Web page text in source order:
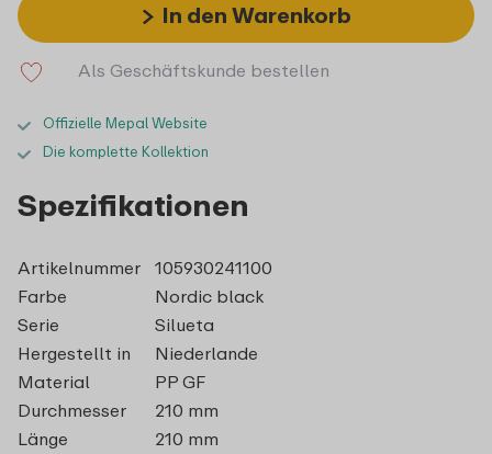
In den Warenkorb
Als Geschäftskunde bestellen
Offizielle Mepal Website
Die komplette Kollektion
Spezifikationen
Artikelnummer
105930241100
Farbe
Nordic black
Serie
Silueta
Hergestellt in
Niederlande
Material
PP GF
Durchmesser
210 mm
Länge
210 mm